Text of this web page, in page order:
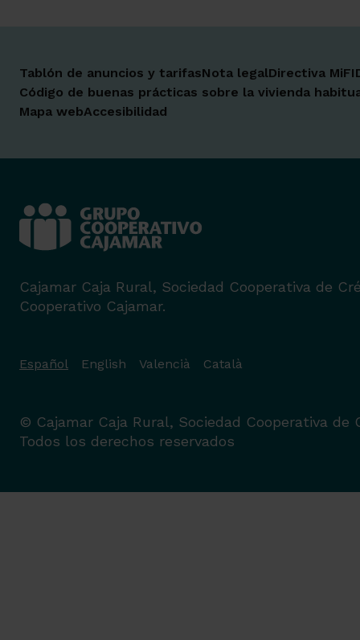
Tablón de anuncios y tarifasNota legalDirectiva
Código de buenas prácticas sobre la vivienda
Mapa webAccesibilidad
Cajamar Caja Rural, Sociedad Cooperativa de
Cooperativo Cajamar.
Español English Valencià Català
© Cajamar Caja Rural, Sociedad Cooperativa de
Todos los derechos reservados